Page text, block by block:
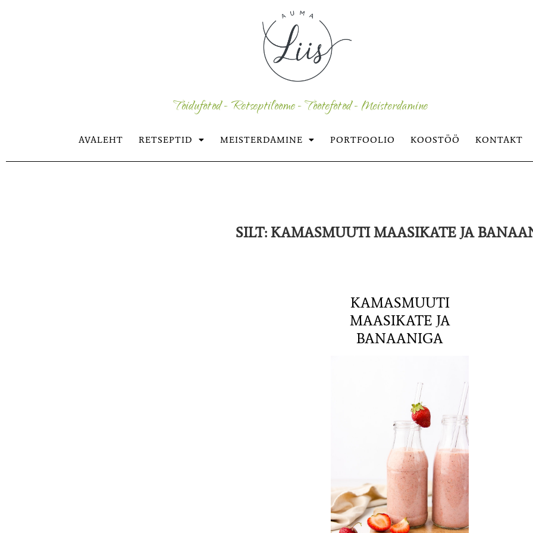
Toidufotod - Retseptiloome - Tootefotod - Meisterdamine
AVALEHT RETSEPTID MEISTERDAMINE PORTFOOLIO KOOSTÖÖ KONTAKT
SILT: KAMASMUUTI MAASIKATE JA
KAMASMUUTI
MAASIKATE JA
BANAANIGA